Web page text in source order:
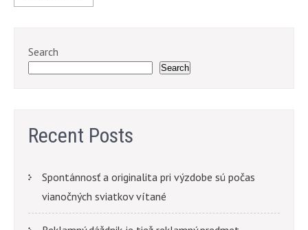
Search
Search
Recent Posts
Spontánnosť a originalita pri výzdobe sú počas
vianočných sviatkov vítané